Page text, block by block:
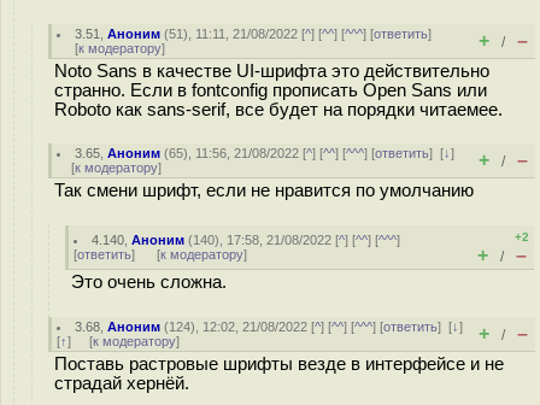
3.51 ,Аноним (51), 11:11, 21/08/2022 [^] [^^] [^^^] [ответить]
[к модератору] + / –
Noto Sans в качестве UI-шрифта это действительно
странно. Если в fontconfig прописать Open Sans или
Roboto как sans-serif, все будет на порядки читаемее.
3.65 ,Аноним (65), 11:56, 21/08/2022 [^] [^^] [^^^] [ответить][↓]
[к модератору] + / –
Так смени шрифт, если не нравится по умолчанию
4.140 ,Аноним (140), 17:58, 21/08/2022 [^] [^^] [^^^]
[ответить] [к модератору]
+2
+ / –
Это очень сложна.
3.68 ,Аноним (124), 12:02, 21/08/2022 [^] [^^] [^^^] [ответить][↓]
[↑] [к модератору] + / –
Поставь растровые шрифты везде в интерфейсе и не
страдай хернёй.